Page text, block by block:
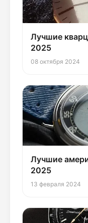
Лучшие
2025
08 октября 2024
Лучшие
2025
13 февраля 2024